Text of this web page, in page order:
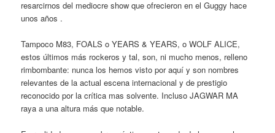
resarcirnos del mediocre show que ofrecieron en el Guggy hace
unos años .
Tampoco M83, FOALS o YEARS & YEARS, o WOLF ALICE,
estos últimos más rockeros y tal, son, ni mucho menos, relleno
rimbombante: nunca los hemos visto por aquí y son nombres
relevantes de la actual escena internacional y de prestigio
reconocido por la crítica mas solvente. Incluso JAGWAR MA
raya a una altura más que notable.